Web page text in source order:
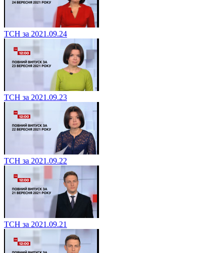
ТСН за 2021.09.24
ТСН за 2021.09.23
ТСН за 2021.09.22
ТСН за 2021.09.21